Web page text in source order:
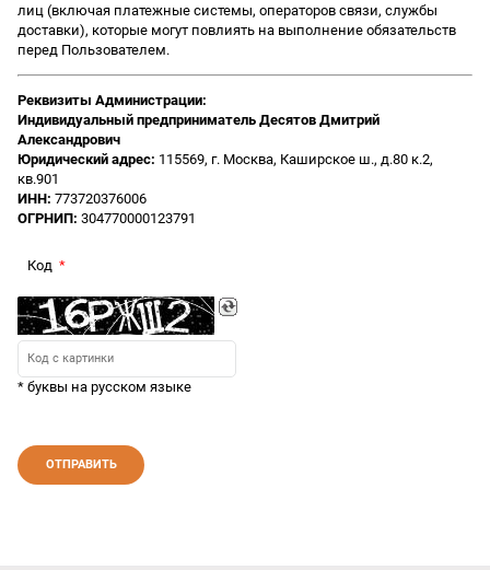
лиц (включая платежные системы, операторов связи, службы
доставки), которые могут повлиять на выполнение обязательств
перед Пользователем.
Реквизиты Администрации:
Индивидуальный предприниматель Десятов Дмитрий
Александрович
Юридический адрес: 115569, г. Москва, Каширское ш., д.80 к.2,
кв.901
ИНН: 773720376006
ОГРНИП: 304770000123791
Код
* буквы на русском языке